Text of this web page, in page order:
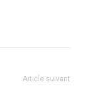
Article suivant